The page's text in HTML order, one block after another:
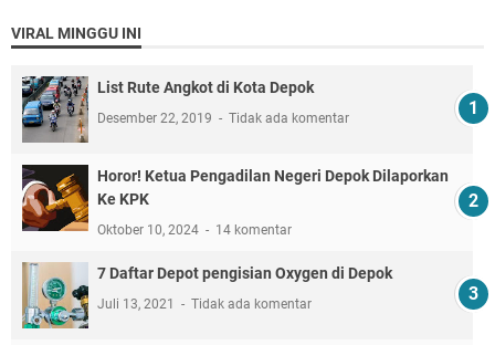
VIRAL MINGGU INI
List Rute Angkot di Kota Depok
Desember 22, 2019 Tidak ada komentar
Horor! Ketua Pengadilan Negeri Depok Dilaporkan
Ke KPK
Oktober 10, 2024 14 komentar
7 Daftar Depot pengisian Oxygen di Depok
Juli 13, 2021 Tidak ada komentar